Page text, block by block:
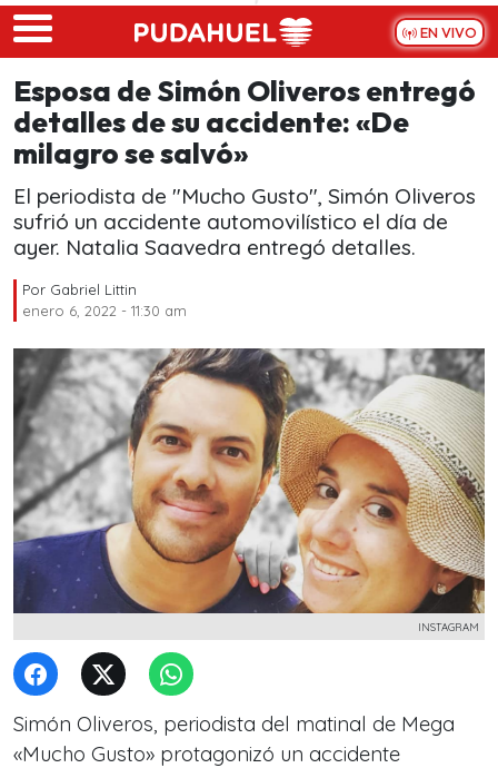
Skip to main content
EN VIVO
Esposa de Simón Oliveros entregó
detalles de su accidente: «De
milagro se salvó»
El periodista de "Mucho Gusto", Simón Oliveros
sufrió un accidente automovilístico el día de
ayer. Natalia Saavedra entregó detalles.
Por Gabriel Littin
enero 6, 2022 - 11:30 am
INSTAGRAM
Simón Oliveros, periodista del matinal de Mega
«Mucho Gusto» protagonizó un accidente